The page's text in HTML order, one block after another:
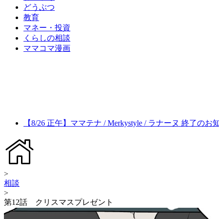
どうぶつ
教育
マネー・投資
くらしの相談
ママコマ漫画
【8/26 正午】ママテナ / Merkystyle / ラナーヌ 終了のお
>
相談
>
第12話 クリスマスプレゼント